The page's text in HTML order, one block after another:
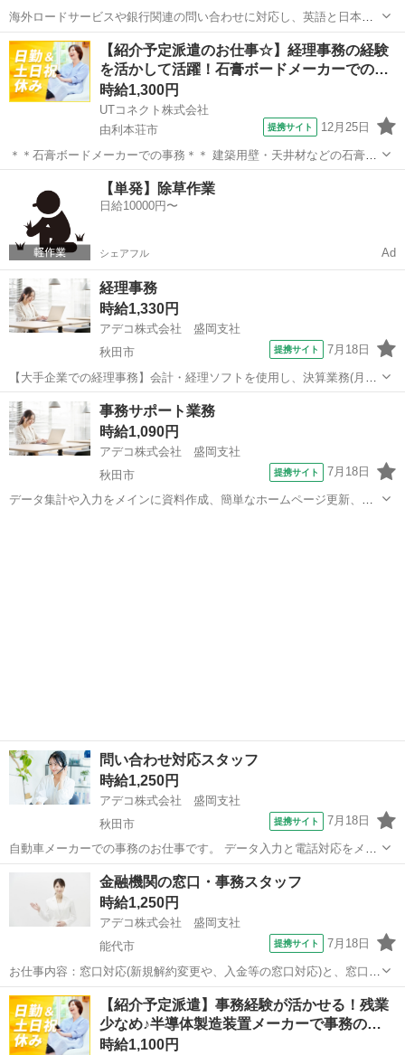
海外ロードサービスや銀行関連の問い合わせに対応し、英語と日本語
を使ってサポートを行うお仕事です。 英語を使った実務経験が積める
ためキャリアアップにもつながります。 実務で英語を使用するため将
来のキャリアに活かせる経験が積め...
秋田 秋田市 電話対応
【紹介予定派遣のお仕事☆】経理事務の経験
を活かして活躍！石膏ボードメーカーでの…
時給1,300円
UTコネクト株式会社
由利本荘市
提携サイト 12月25日
＊＊石膏ボードメーカーでの事務＊＊ 建築用壁・天井材などの石膏ボ
ードを製造している企業で PCを使ったデスクワークをお任せします♪
☆紹介予定派遣のお仕事！ 最長6か月の派遣契約終了後、双方の合意
のうえ 派遣先での直接雇...
由利本荘市 電話対応
【単発】除草作業
日給10000円〜
シェアフル Ad
経理事務
時給1,330円
アデコ株式会社 盛岡支社
秋田市
提携サイト 7月18日
【大手企業での経理事務】会計・経理ソフトを使用し、決算業務(月
次、年次)サポートをメインに、入出金や消込等の伝票処理等の経理業
務全般をお願いします。 頑張り次第で直接雇用を目指せる、県内大手
企業での経理事務のお仕事です。 ...
秋田 秋田市 一般事務
事務サポート業務
時給1,090円
アデコ株式会社 盛岡支社
秋田市
提携サイト 7月18日
データ集計や入力をメインに資料作成、簡単なホームページ更新、
問い合わせ対応スタッフ
時給1,250円
アデコ株式会社 盛岡支社
秋田市
提携サイト 7月18日
自動車メーカーでの事務のお仕事です。 データ入力と電話対応をメイ
ンに、資料作成やその他の庶務業務もおまかせします。 開始日のご相
談OK！ 大手メーカー×長期予定の安定したお仕事です。 忙しい社員さ
んのサポートとして、入力業...
電話対応
金融機関の窓口・事務スタッフ
時給1,250円
アデコ株式会社 盛岡支社
能代市
提携サイト 7月18日
お仕事内容：窓口対応(新規解約変更や、入金等の窓口対応)と、窓口受
付後の事務手続き(データ入力、伝票作成、入出金/払込手続き、各種口
座開設/変更/解約の手続、書類チェック等)、電話/来客応対など ※社有
車を使用しての取引先へ...
秋田 能代市 電話対応
【紹介予定派遣】事務経験が活かせる！残業
少なめ♪半導体製造装置メーカーで事務の…
時給1,100円